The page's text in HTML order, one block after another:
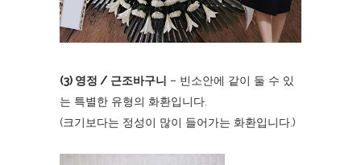
(3) 영정 / 근조바구니 – 빈소안에 같이 둘 수 있
는 특별한 유형의 화환입니다.
(크기보다는 정성이 많이 들어가는 화환입니다.)